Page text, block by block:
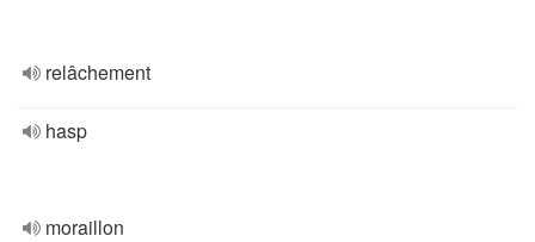
relâchement
hasp
moraillon